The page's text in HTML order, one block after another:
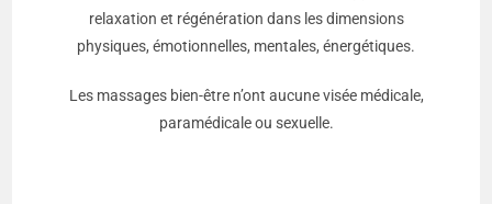
relaxation et régénération dans les dimensions
physiques, émotionnelles, mentales, énergétiques.
Les massages bien-être n’ont aucune visée médicale,
paramédicale ou sexuelle.